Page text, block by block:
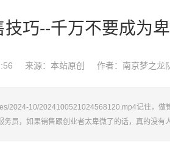
技巧--千万不要成为
来源：本站原创 作者：南京梦之龙
2024-10/2024100521024568120.mp4记住，做
员，如果销售跟创业者太卑微了的话，真的没有